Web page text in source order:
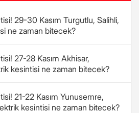
29-30 Kasım Turgutlu, Salihli,
ne zaman bitecek?
27-28 Kasım Akhisar,
kesintisi ne zaman bitecek?
21-22 Kasım Yunusemre,
kesintisi ne zaman bitecek?